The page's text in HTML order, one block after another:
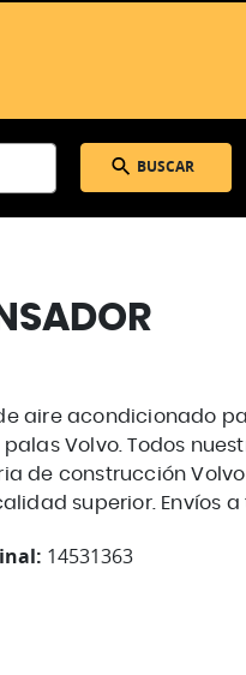
BUSCAR
aire acondicionado
Volvo. Todos
de construcción Volvo
superior. Envíos a
14531363